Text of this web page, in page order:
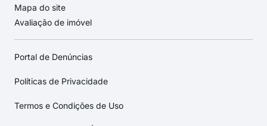
Mapa do site
Avaliação de imóvel
Portal de Denúncias
Políticas de Privacidade
Termos e Condições de Uso